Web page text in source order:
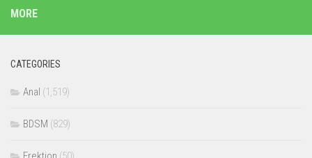
MORE
CATEGORIES
Anal (1,519)
BDSM (829)